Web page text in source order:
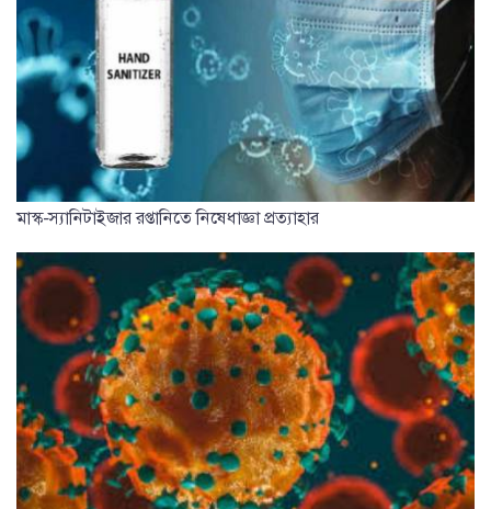
মাস্ক-স্যানিটাইজার রপ্তানিতে নিষেধাজ্ঞা প্রত্যাহার